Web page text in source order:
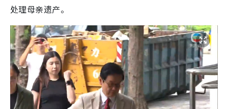
处理母亲遗产。